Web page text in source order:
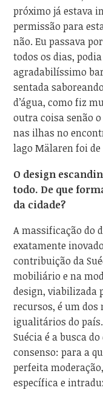
próximo já estava
permissão para
não. Eu passava
todos os dias,
agradabilíssimo
sentada
d’água, como fiz
outra coisa senão
nas ilhas no
lago Mälaren foi
O design
todo. De que
da cidade?
A massificação do
exatamente
contribuição da
mobiliário e na
design, viabilizada
recursos, é um
igualitários do
Suécia é a busca
consenso: para a
perfeita
específica e